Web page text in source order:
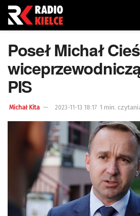
Poseł Michał
PIS
Michał Kita 2023-11-13 18:17 1 min.